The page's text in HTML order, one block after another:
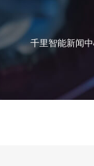
千里智能新闻